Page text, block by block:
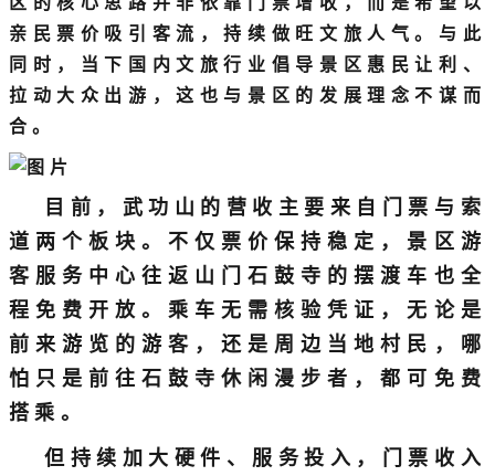
亲民票价吸引客流，持续做旺文旅人气。与此
同时，当下国内文旅行业倡导景区惠民让利、
拉动大众出游，这也与景区的发展理念不谋而
合。
目前，武功山的营收主要来自门票与索
道两个板块。不仅票价保持稳定，景区游
客服务中心往返山门石鼓寺的摆渡车也全
程免费开放。乘车无需核验凭证，无论是
前来游览的游客，还是周边当地村民，哪
怕只是前往石鼓寺休闲漫步者，都可免费
搭乘。
但持续加大硬件、服务投入，门票收入